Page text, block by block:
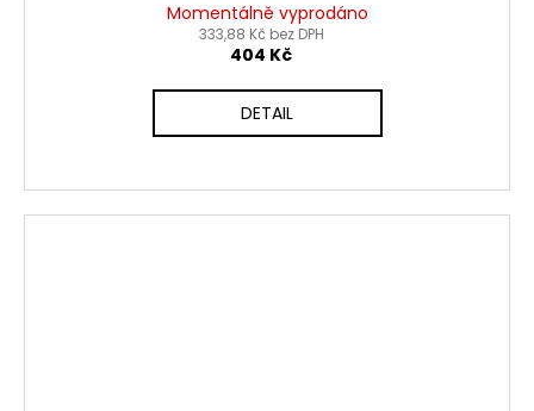
Momentálně vyprodáno
333,88 Kč bez DPH
404 Kč
DETAIL